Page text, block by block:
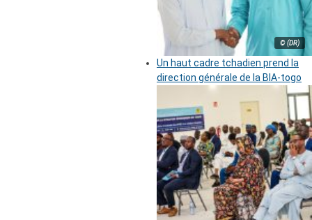
© (DR)
Un haut cadre tchadien prend la
direction générale de la BIA-togo